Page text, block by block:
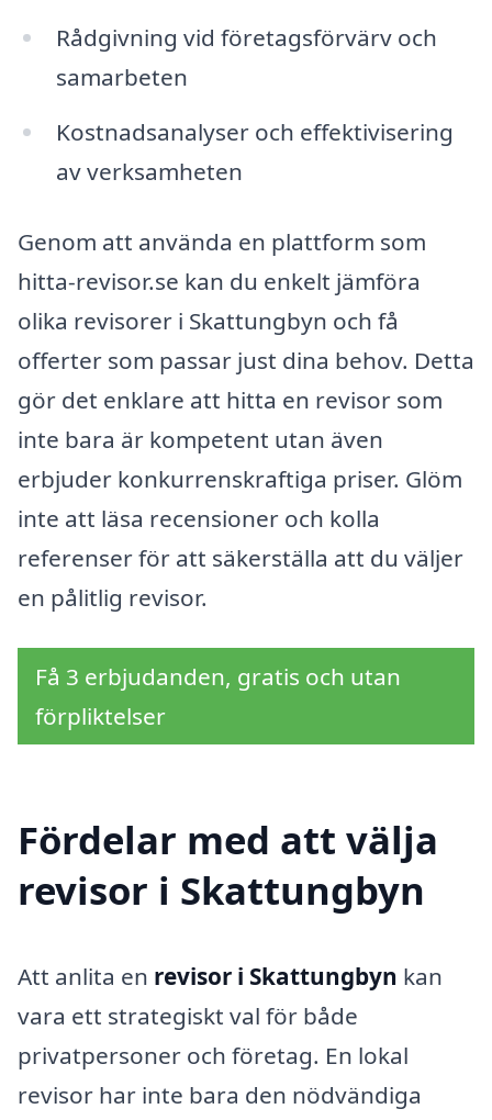
Rådgivning vid företagsförvärv och
samarbeten
Kostnadsanalyser och effektivisering
av verksamheten
Genom att använda en plattform som
hitta-revisor.se kan du enkelt jämföra
olika revisorer i Skattungbyn och få
offerter som passar just dina behov. Detta
gör det enklare att hitta en revisor som
inte bara är kompetent utan även
erbjuder konkurrenskraftiga priser. Glöm
inte att läsa recensioner och kolla
referenser för att säkerställa att du väljer
en pålitlig revisor.
Få 3 erbjudanden, gratis och utan
förpliktelser
Fördelar med att välja
revisor i Skattungbyn
Att anlita en revisor i Skattungbyn kan
vara ett strategiskt val för både
privatpersoner och företag. En lokal
revisor har inte bara den nödvändiga